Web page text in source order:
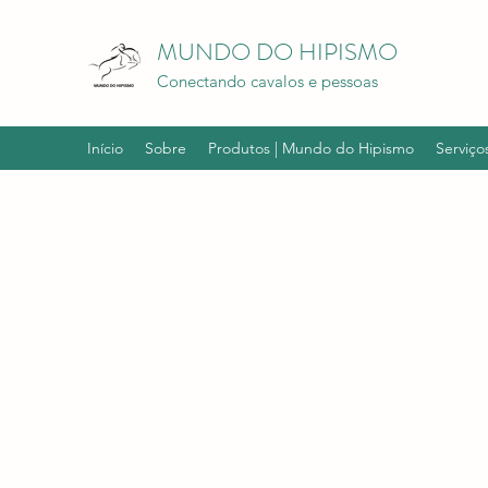
MUNDO DO HIPISMO
Conectando cavalos e pessoas
Início Sobre Produtos | Mundo do Hipismo